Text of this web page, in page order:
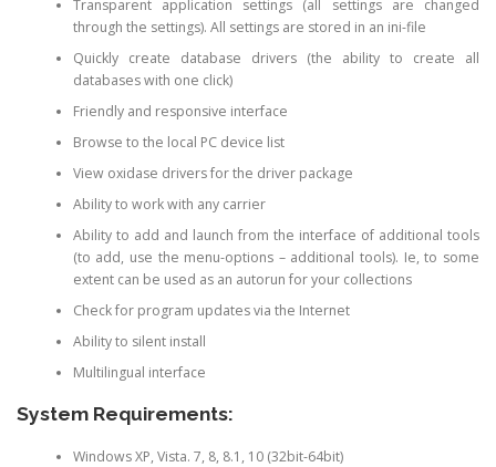
Transparent application settings (all settings are changed
through the settings). All settings are stored in an ini-file
Quickly create database drivers (the ability to create all
databases with one click)
Friendly and responsive interface
Browse to the local PC device list
View oxidase drivers for the driver package
Ability to work with any carrier
Ability to add and launch from the interface of additional tools
(to add, use the menu-options – additional tools). Ie, to some
extent can be used as an autorun for your collections
Check for program updates via the Internet
Ability to silent install
Multilingual interface
System Requirements:
Windows XP, Vista. 7, 8, 8.1, 10 (32bit-64bit)